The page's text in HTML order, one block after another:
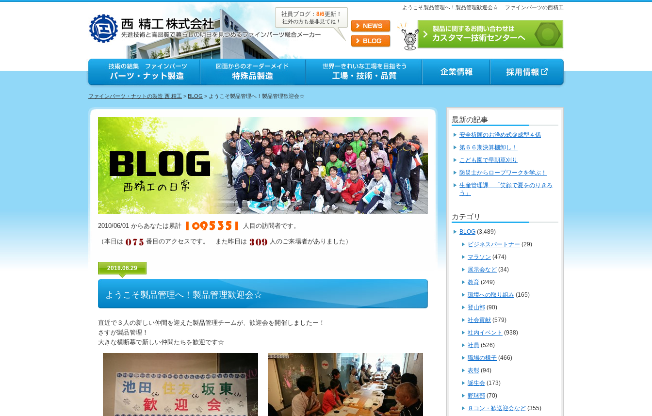
ようこそ製品管理へ！製品管理歓迎会☆ ファインパーツの西精工
社員ブログ： 8/6更新！
社外の方も是非見てね！
ファインパーツ・ナットの製造 西 精工 > BLOG > ようこそ製品管理へ！製品管理歓迎会☆
2010/06/01 からあなたは累計 人目の訪問者です。
（本日は 番目のアクセスです。 また昨日は 人のご来場者がありました）
2018.06.29
ようこそ製品管理へ！製品管理歓迎会☆
直近で３人の新しい仲間を迎えた製品管理チームが、歓迎会を開催しましたー！
さすが製品管理！
大きな横断幕で新しい仲間たちを歓迎です☆
最新の記事
安全祈願のお浄め式＠成型４係
第６６期決算棚卸し！
こども園で早朝草刈り
防災士からロープワークを学ぶ！
生産管理課 「笑顔で夏をのりきろ
う」
カテゴリ
BLOG (3,489)
ビジネスパートナー (29)
マラソン (474)
展示会など (34)
教育 (249)
環境への取り組み (165)
登山部 (90)
社会貢献 (579)
社内イベント (938)
社員 (526)
職場の様子 (466)
表彰 (94)
誕生会 (173)
野球部 (70)
８コン・歓送迎会など (355)